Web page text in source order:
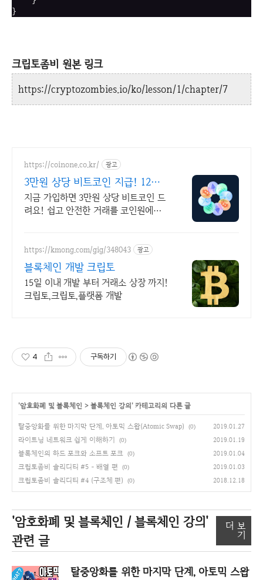
}
크립토좀비 원본 링크
https://cryptozombies.io/ko/lesson/1/chapter/7
https://coinone.co.kr/ 광고
3만원 상당 비트코인 지급! 12년
무사고 거래소
지금 가입하면 3만원 상당 비트코인 드
려요! 쉽고 안전한 거래를 코인원에서
https://kmong.com/gig/348043 광고
블록체인 개발 크립토
15일 이내 개발 부터 거래소 상장 까지!
크립토,크립토,플랫폼 개발
4 구독하기
'암호화폐 및 블록체인 >블록체인 강의' 카테고리의 다른 글
탈중앙화를 위한 마지막 단계, 아토믹 스왑(Atomic Swap) (0) 2019.01.27
라이트닝 네트워크 쉽게 이해하기 (0) 2019.01.19
블록체인의 하드 포크와 소프트 포크 (0) 2019.01.04
크립토좀비 솔리디티 #5 - 배열 편 (0) 2019.01.03
크립토좀비 솔리디티 #4 (구조체 편) (0) 2018.12.18
'암호화폐 및 블록체인 / 블록체인 강의'
관련 글
더 보
기
탈중앙화를 위한 마지막 단계, 아토믹 스왑